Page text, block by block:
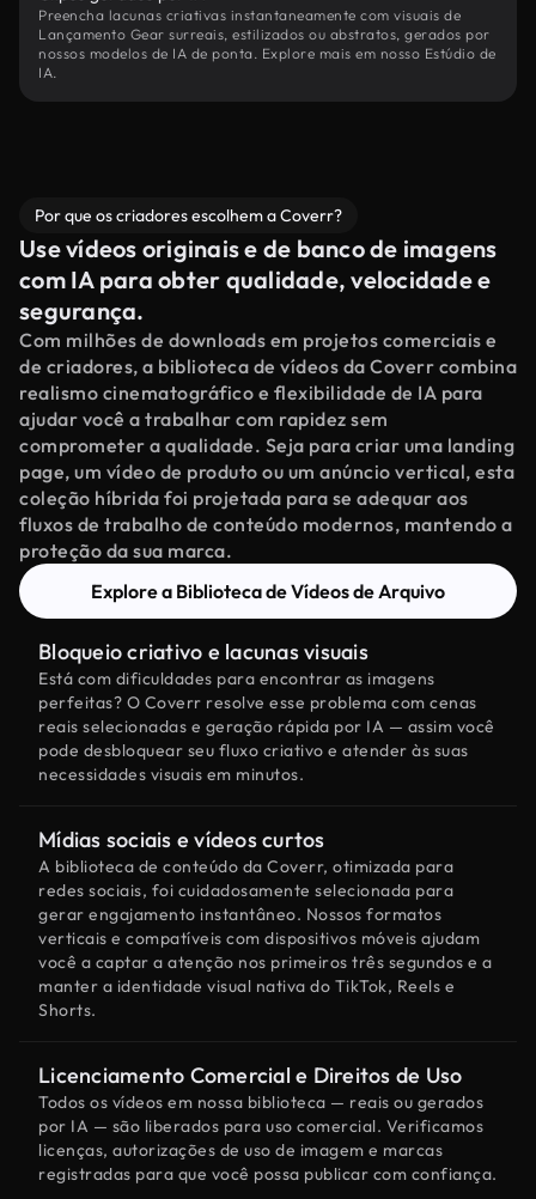
Preencha lacunas criativas instantaneamente com visuais de
Lançamento Gear surreais, estilizados ou abstratos, gerados por
nossos modelos de IA de ponta. Explore mais em nosso Estúdio de
IA.
Por que os criadores escolhem a Coverr?
Use vídeos originais e de banco de imagens
com IA para obter qualidade, velocidade e
segurança.
Com milhões de downloads em projetos comerciais e
de criadores, a biblioteca de vídeos da Coverr combina
realismo cinematográfico e flexibilidade de IA para
ajudar você a trabalhar com rapidez sem
comprometer a qualidade. Seja para criar uma landing
page, um vídeo de produto ou um anúncio vertical, esta
coleção híbrida foi projetada para se adequar aos
fluxos de trabalho de conteúdo modernos, mantendo a
proteção da sua marca.
Explore a Biblioteca de Vídeos de Arquivo
Bloqueio criativo e lacunas visuais
Está com dificuldades para encontrar as imagens
perfeitas? O Coverr resolve esse problema com cenas
reais selecionadas e geração rápida por IA — assim você
pode desbloquear seu fluxo criativo e atender às suas
necessidades visuais em minutos.
Mídias sociais e vídeos curtos
A biblioteca de conteúdo da Coverr, otimizada para
redes sociais, foi cuidadosamente selecionada para
gerar engajamento instantâneo. Nossos formatos
verticais e compatíveis com dispositivos móveis ajudam
você a captar a atenção nos primeiros três segundos e a
manter a identidade visual nativa do TikTok, Reels e
Shorts.
Licenciamento Comercial e Direitos de Uso
Todos os vídeos em nossa biblioteca — reais ou gerados
por IA — são liberados para uso comercial. Verificamos
licenças, autorizações de uso de imagem e marcas
registradas para que você possa publicar com confiança.